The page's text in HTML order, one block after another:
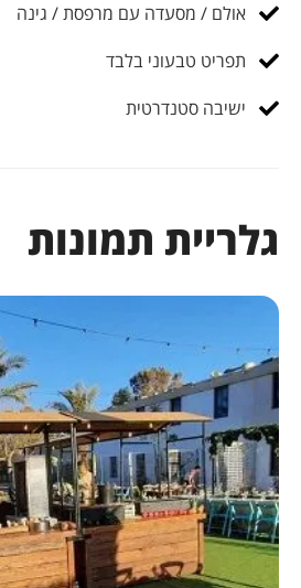
אולם / מסעדה עם מרפסת / גינה
תפריט טבעוני בלבד
ישיבה סטנדרטית
גלריית תמונות